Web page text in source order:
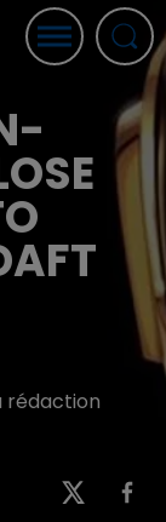
rédaction